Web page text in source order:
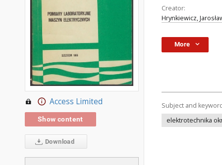
Access Limited
Show content
Download
Creator:
Hrynkiewicz,
More
Subject and
elektrotechnika